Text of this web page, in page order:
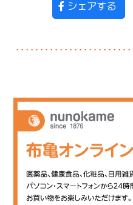
シェアする